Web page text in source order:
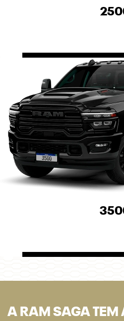
A RAM SAGA TEM